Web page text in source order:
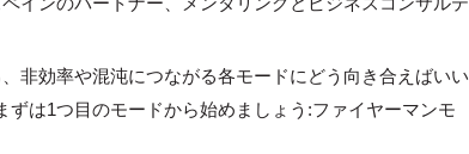
非効率や混沌につながる各モードにどう向き合えばいい
は1つ目のモードから始めましょう:ファイヤーマンモ